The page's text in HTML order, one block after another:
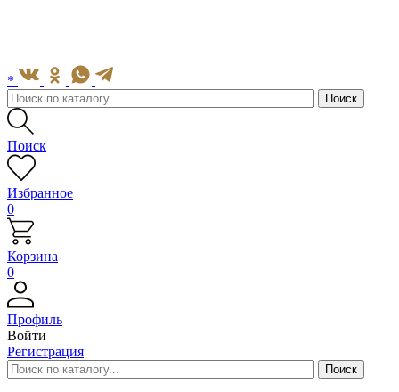
*
Поиск
Избранное
0
Корзина
0
Профиль
Войти
Регистрация